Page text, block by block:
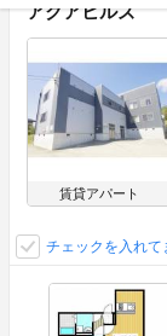
アクアヒルズ
賃貸アパート
チェックを入れ